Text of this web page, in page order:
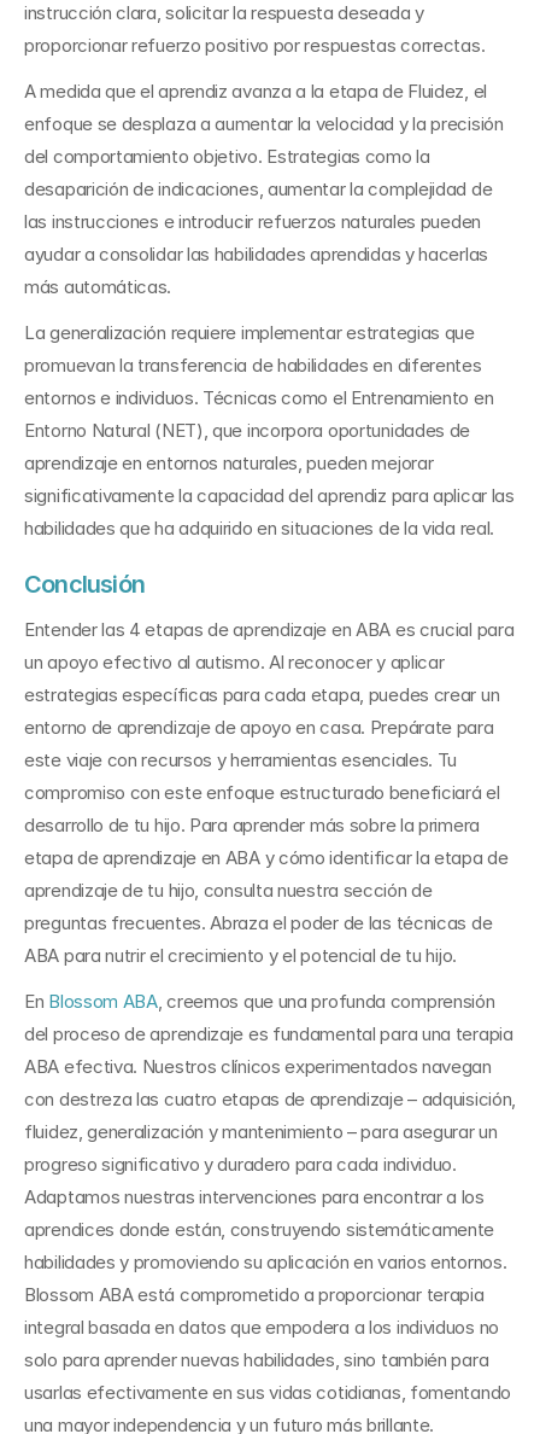
instrucción clara, solicitar la respuesta deseada y
proporcionar refuerzo positivo por respuestas correctas.
A medida que el aprendiz avanza a la etapa de Fluidez, el
enfoque se desplaza a aumentar la velocidad y la precisión
del comportamiento objetivo. Estrategias como la
desaparición de indicaciones, aumentar la complejidad de
las instrucciones e introducir refuerzos naturales pueden
ayudar a consolidar las habilidades aprendidas y hacerlas
más automáticas.
La generalización requiere implementar estrategias que
promuevan la transferencia de habilidades en diferentes
entornos e individuos. Técnicas como el Entrenamiento en
Entorno Natural (NET), que incorpora oportunidades de
aprendizaje en entornos naturales, pueden mejorar
significativamente la capacidad del aprendiz para aplicar las
habilidades que ha adquirido en situaciones de la vida real.
Conclusión
Entender las 4 etapas de aprendizaje en ABA es crucial para
un apoyo efectivo al autismo. Al reconocer y aplicar
estrategias específicas para cada etapa, puedes crear un
entorno de aprendizaje de apoyo en casa. Prepárate para
este viaje con recursos y herramientas esenciales. Tu
compromiso con este enfoque estructurado beneficiará el
desarrollo de tu hijo. Para aprender más sobre la primera
etapa de aprendizaje en ABA y cómo identificar la etapa de
aprendizaje de tu hijo, consulta nuestra sección de
preguntas frecuentes. Abraza el poder de las técnicas de
ABA para nutrir el crecimiento y el potencial de tu hijo.
En Blossom ABA, creemos que una profunda comprensión
del proceso de aprendizaje es fundamental para una terapia
ABA efectiva. Nuestros clínicos experimentados navegan
con destreza las cuatro etapas de aprendizaje – adquisición,
fluidez, generalización y mantenimiento – para asegurar un
progreso significativo y duradero para cada individuo.
Adaptamos nuestras intervenciones para encontrar a los
aprendices donde están, construyendo sistemáticamente
habilidades y promoviendo su aplicación en varios entornos.
Blossom ABA está comprometido a proporcionar terapia
integral basada en datos que empodera a los individuos no
solo para aprender nuevas habilidades, sino también para
usarlas efectivamente en sus vidas cotidianas, fomentando
una mayor independencia y un futuro más brillante.